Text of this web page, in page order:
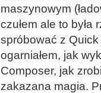
maszynowym
czułem ale to była
spróbować z
ogarniałem, jak
Composer, jak
zakazana magia.